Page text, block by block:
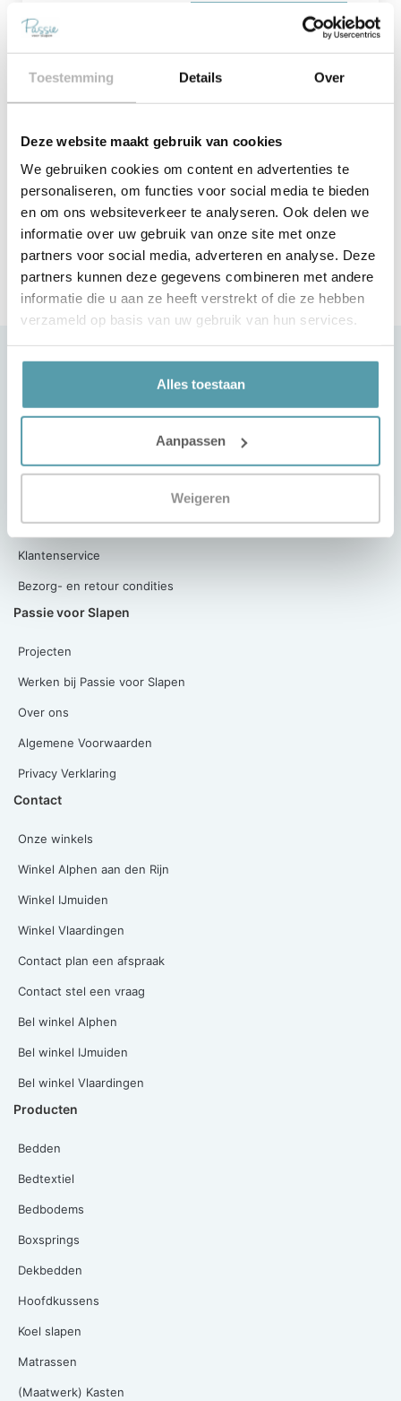
Toestemming Details Over
Deze website maakt gebruik van cookies
We gebruiken cookies om content en advertenties te
personaliseren, om functies voor social media te bieden
en om ons websiteverkeer te analyseren. Ook delen we
informatie over uw gebruik van onze site met onze
partners voor social media, adverteren en analyse. Deze
partners kunnen deze gegevens combineren met andere
informatie die u aan ze heeft verstrekt of die ze hebben
verzameld op basis van uw gebruik van hun services.
Alles toestaan
Aanpassen
Weigeren
Serta Boxsprings
Klantenservice
Contact
Betaling van de aankoop
Mijn account
Klantenservice
Bezorg- en retour condities
Passie voor Slapen
Projecten
Werken bij Passie voor Slapen
Over ons
Algemene Voorwaarden
Privacy Verklaring
Contact
Onze winkels
Winkel Alphen aan den Rijn
Winkel IJmuiden
Winkel Vlaardingen
Contact plan een afspraak
Contact stel een vraag
Bel winkel Alphen
Bel winkel IJmuiden
Bel winkel Vlaardingen
Producten
Bedden
Bedtextiel
Bedbodems
Boxsprings
Dekbedden
Hoofdkussens
Koel slapen
Matrassen
(Maatwerk) Kasten